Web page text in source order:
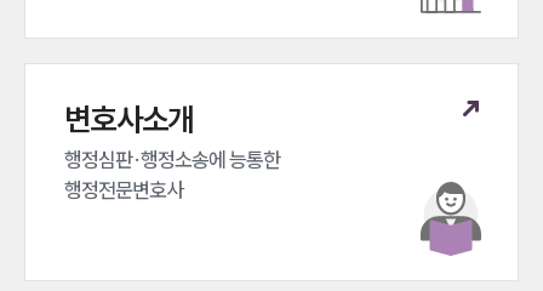
변호사소개
행정심판·행정소송에 능통한
행정전문변호사